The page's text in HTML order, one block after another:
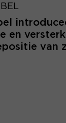
en
van